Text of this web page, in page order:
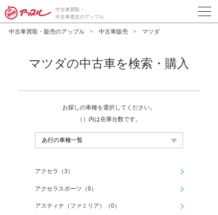
中古車買取・
中古車査定のアップル
中古車買取・販売のアップル 中古車販売 マツダ
マツダの中古車を検索・購入
お探しの車種を選択してください。
（）内は在庫台数です。
アクセラ（3）
アクセラスポーツ（9）
アスティナ（ファミリア）（0）